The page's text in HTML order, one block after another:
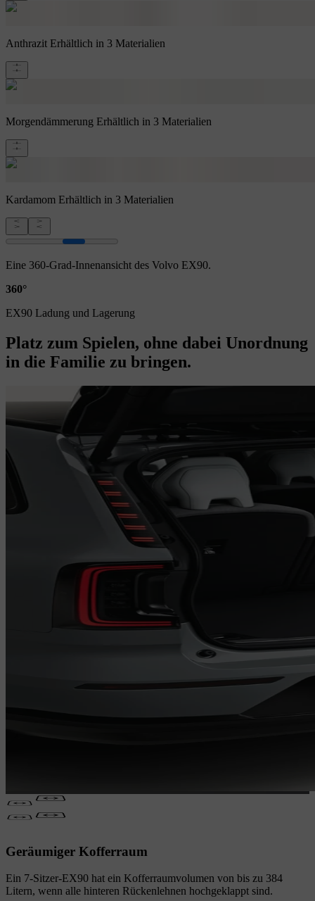
Anthrazit Erhältlich in 3 Materialien
Morgendämmerung Erhältlich in 3 Materialien
Kardamom Erhältlich in 3 Materialien
Eine 360-Grad-Innenansicht des Volvo EX90.
360°
EX90 Ladung und Lagerung
Platz zum Spielen, ohne dabei Unordnung
in die Familie zu bringen.
Geräumiger Kofferraum
Ein 7-Sitzer-EX90 hat ein Kofferraumvolumen von bis zu 384
Litern, wenn alle hinteren Rückenlehnen hochgeklappt sind.